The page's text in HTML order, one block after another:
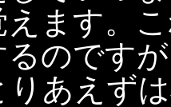
えます。
のです
りあえず